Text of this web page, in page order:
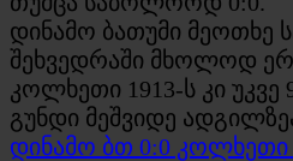
დინამო ბათუმი მეოთხე
შეხვედრაში მხოლოდ
კოლხეთი 1913-ს კი
გუნდი მეშვიდე
დინამო ბთ 0:0 კოლხეთი